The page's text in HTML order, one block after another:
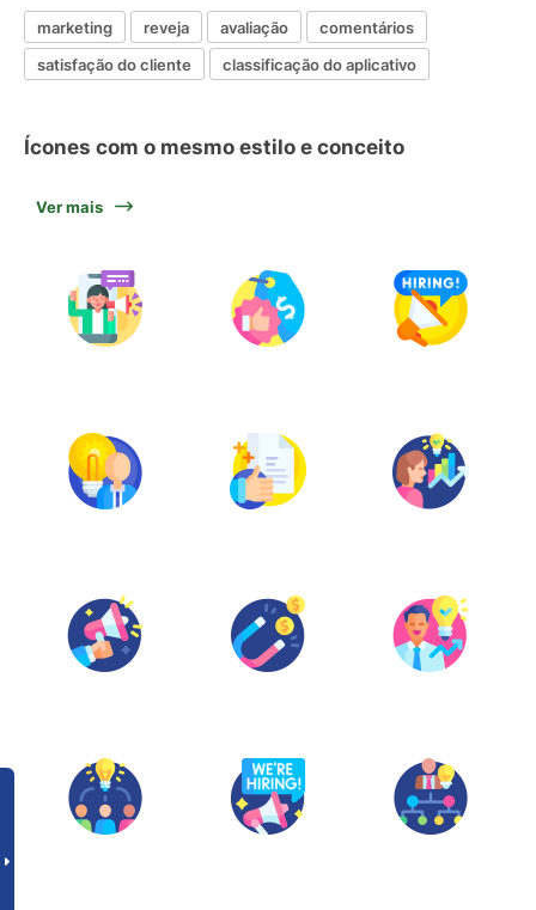
marketing reveja avaliação
comentários
satisfação do cliente
classificação do aplicativo
Ícones com o mesmo estilo e conceito
Ver mais